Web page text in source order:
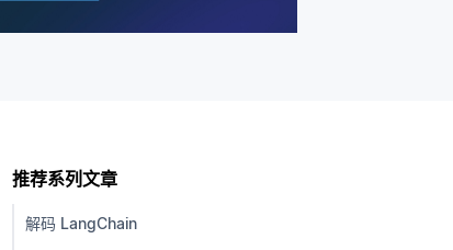
推荐系列文章
解码 LangChain